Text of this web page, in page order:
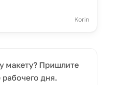
Korin
макету? Пришлите
дня.